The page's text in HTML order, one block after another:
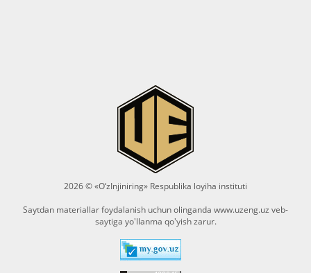
2026 © «O‘zInjiniring» Respublika loyiha instituti
Saytdan materiallar foydalanish uchun olinganda www.uzeng.uz veb-
saytiga yo'llanma qo'yish zarur.